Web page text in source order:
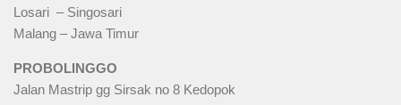
Losari – Singosari
Malang – Jawa Timur
PROBOLINGGO
Jalan Mastrip gg Sirsak no 8 Kedopok